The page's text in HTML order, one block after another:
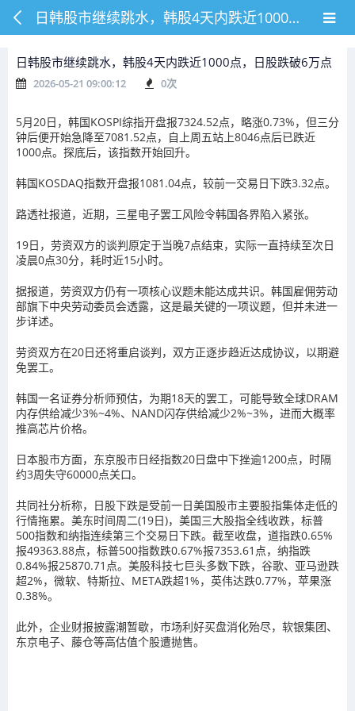
日韩股市继续跳水，韩股4天内跌近1000点，日股跌破6万点
日韩股市继续跳水，韩股4天内跌近1000点，日股跌破6万点
2026-05-21 09:00:12 0次
5月20日，韩国KOSPI综指开盘报7324.52点，略涨0.73%，但三分
钟后便开始急降至7081.52点，自上周五站上8046点后已跌近
1000点。探底后，该指数开始回升。
韩国KOSDAQ指数开盘报1081.04点，较前一交易日下跌3.32点。
路透社报道，近期，三星电子罢工风险令韩国各界陷入紧张。
19日，劳资双方的谈判原定于当晚7点结束，实际一直持续至次日
凌晨0点30分，耗时近15小时。
据报道，劳资双方仍有一项核心议题未能达成共识。韩国雇佣劳动
部旗下中央劳动委员会透露，这是最关键的一项议题，但并未进一
步详述。
劳资双方在20日还将重启谈判，双方正逐步趋近达成协议，以期避
免罢工。
韩国一名证券分析师预估，为期18天的罢工，可能导致全球DRAM
内存供给减少3%~4%、NAND闪存供给减少2%~3%，进而大概率
推高芯片价格。
日本股市方面，东京股市日经指数20日盘中下挫逾1200点，时隔
约3周失守60000点关口。
共同社分析称，日股下跌是受前一日美国股市主要股指集体走低的
行情拖累。美东时间周二(19日)，美国三大股指全线收跌，标普
500指数和纳指连续第三个交易日下跌。截至收盘，道指跌0.65%
报49363.88点，标普500指数跌0.67%报7353.61点，纳指跌
0.84%报25870.71点。美股科技七巨头多数下跌，谷歌、亚马逊跌
超2%，微软、特斯拉、META跌超1%，英伟达跌0.77%，苹果涨
0.38%。
此外，企业财报披露潮暂歇，市场利好买盘消化殆尽，软银集团、
东京电子、藤仓等高估值个股遭抛售。